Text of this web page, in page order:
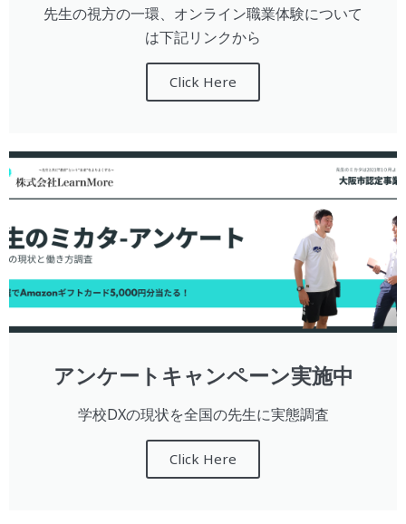
先生の視方の一環、オンライン職業体験について
は下記リンクから
Click Here
アンケートキャンペーン実施中
学校DXの現状を全国の先生に実態調査
Click Here